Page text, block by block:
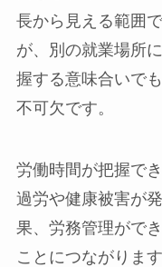
長から見える範囲
が、別の就業場所
握する意味合いで
不可欠です。
労働時間が把握で
過労や健康被害が
果、労務管理がで
ことにつながります